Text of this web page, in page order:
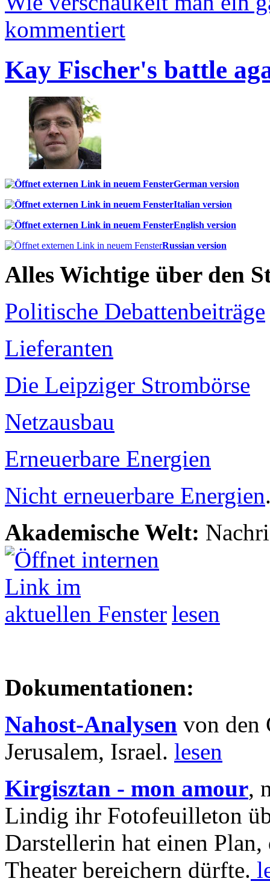
kommentiert
Kay Fischer's battle
German version
Italian version
English version
Russian version
Alles Wichtige über den
Politische Debattenbeiträge
Lieferanten
Die Leipziger Strombörse
Netzausbau
Erneuerbare Energien
Nicht erneuerbare Energien
Akademische Welt:
lesen
Dokumentationen:
Nahost-Analysen von den
Jerusalem, Israel. lesen
Kirgisztan - mon amour,
Lindig ihr Fotofeuilleton
Darstellerin hat einen Plan,
Theater bereichern dürfte.